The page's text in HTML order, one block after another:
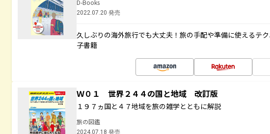
D-Books
2022.07.20 発売
久しぶりの海外旅行でも大丈夫！旅の手配や準備に使えるテ
子書籍
Ｗ０１ 世界２４４の国と地域 改訂版
１９７ヵ国と４７地域を旅の雑学とともに解説
旅の図鑑
2024.07.18 発売